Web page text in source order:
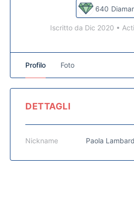
640
Iscritto da Dic 2020 •
Profilo Foto
DETTAGLI
Nickname Paola